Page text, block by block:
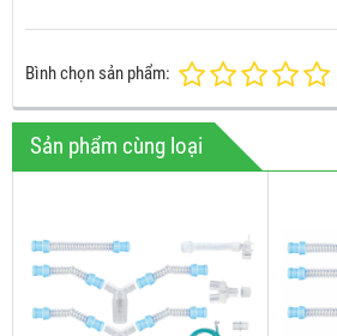
Bình chọn sản phẩm:
Sản phẩm cùng loại